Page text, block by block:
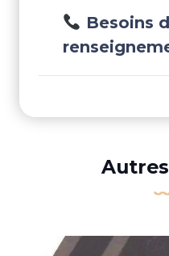
Besoins